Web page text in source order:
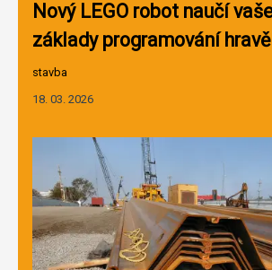
Nový LEGO robot naučí
základy programování hravě
stavba
18. 03. 2026